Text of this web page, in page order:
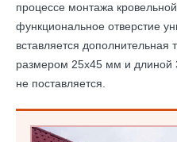
процессе монтажа
функциональное отверстие
вставляется дополнительная
размером 25х45 мм и длиной
не поставляется.